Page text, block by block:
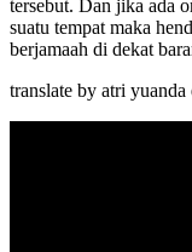
tersebut. Dan jika ada
suatu tempat maka
berjamaah di dekat
translate by atri yuanda